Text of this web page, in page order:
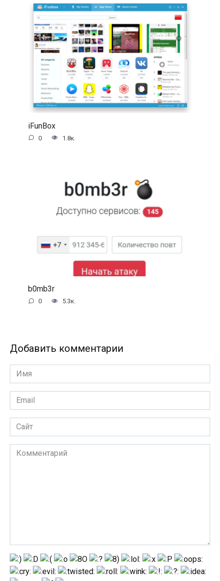
iFunBox
0 1.8к.
b0mb3r
0 5.3к.
Добавить комментарии
Имя
Email
Сайт
Комментарий